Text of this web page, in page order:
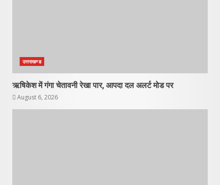
उत्तराखण्ड
ऋषिकेश में गंगा चेतावनी रेखा पार, आपदा दल अलर्ट मोड पर
August 6, 2026